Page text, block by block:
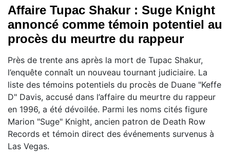
Affaire Tupac Shakur : Suge Knight
annoncé comme témoin potentiel au
procès du meurtre du rappeur
Près de trente ans après la mort de Tupac Shakur,
l’enquête connaît un nouveau tournant judiciaire. La
liste des témoins potentiels du procès de Duane "Keffe
D" Davis, accusé dans l’affaire du meurtre du rappeur
en 1996, a été dévoilée. Parmi les noms cités figure
Marion "Suge" Knight, ancien patron de Death Row
Records et témoin direct des événements survenus à
Las Vegas.